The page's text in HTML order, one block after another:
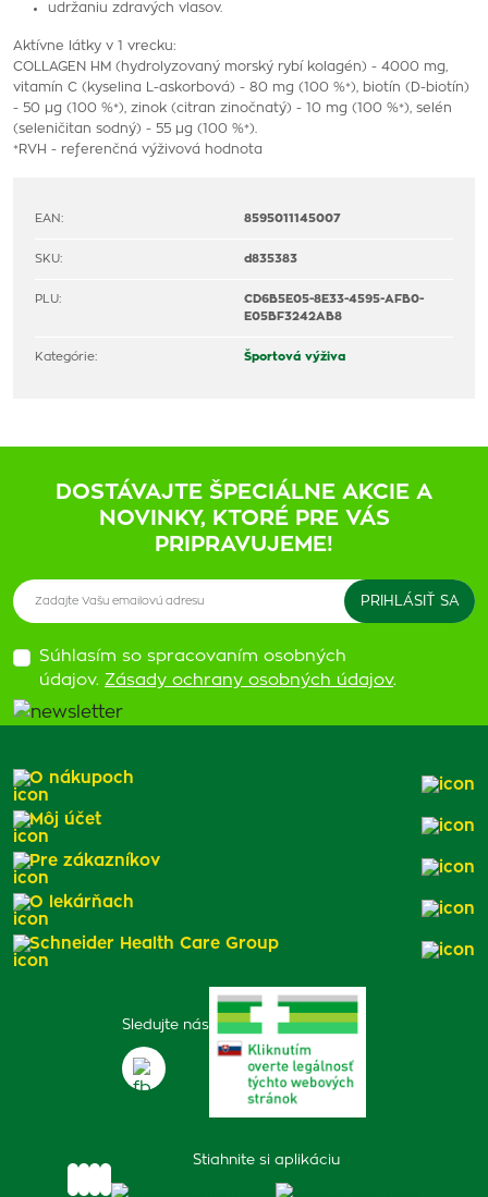
udržaniu zdravých vlasov.
Aktívne látky v 1 vrecku:
COLLAGEN HM (hydrolyzovaný morský rybí kolagén) - 4000 mg,
vitamín C (kyselina L-askorbová) - 80 mg (100 %*), biotín (D-biotín)
- 50 µg (100 %*), zinok (citran zinočnatý) - 10 mg (100 %*), selén
(seleničitan sodný) - 55 µg (100 %*).
*RVH - referenčná výživová hodnota
EAN: 8595011145007
SKU: d835383
PLU:
CD6B5E05-8E33-4595-AFB0-
E05BF3242AB8
Kategórie: Športová výživa
DOSTÁVAJTE ŠPECIÁLNE AKCIE A
NOVINKY, KTORÉ PRE VÁS
PRIPRAVUJEME!
Súhlasím so spracovaním osobných
údajov. Zásady ochrany osobných údajov.
Sledujte nás
Stiahnite si aplikáciu
O nákupoch
Môj účet
Pre zákazníkov
O lekárňach
Schneider Health Care Group